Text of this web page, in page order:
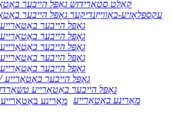
קאַלט סטאָרידזש גאָפּל הייבער
עקספּלאָזיע-באַווייַזנדיקער גאָפּל הייבער
24V גאָפּל הייבער באַטאַרייע
36V גאָפּל הייבער באַטאַרייע
48V גאָפּל הייבער באַטאַרייע
80V גאָפּל הייבער באַטאַרייע
96V גאָפּל הייבער באַטאַרייע
120V גאָפּל הייבער באַטאַרייע
גאָפּל הייבער באַטאַרייע
מאַרינע באַטאַרייע